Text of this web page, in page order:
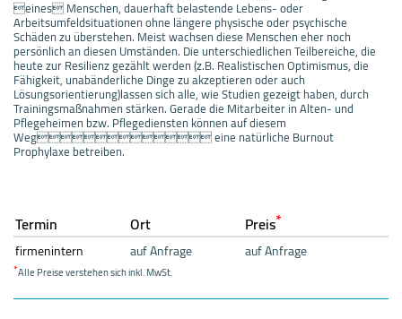
eines Menschen, dauerhaft belastende Lebens- oder
Arbeitsumfeldsituationen ohne längere physische oder psychische
Schäden zu überstehen. Meist wachsen diese Menschen eher noch
persönlich an diesen Umständen. Die unterschiedlichen Teilbereiche, die
heute zur Resilienz gezählt werden (z.B. Realistischen Optimismus, die
Fähigkeit, unabänderliche Dinge zu akzeptieren oder auch
Lösungsorientierung)lassen sich alle, wie Studien gezeigt haben, durch
Trainingsmaßnahmen stärken. Gerade die Mitarbeiter in Alten- und
Pflegeheimen bzw. Pflegediensten können auf diesem
Weg eine natürliche Burnout
Prophylaxe betreiben.
Termin Ort Preis*
firmenintern auf Anfrage auf Anfrage
*Alle Preise verstehen sich inkl. MwSt.